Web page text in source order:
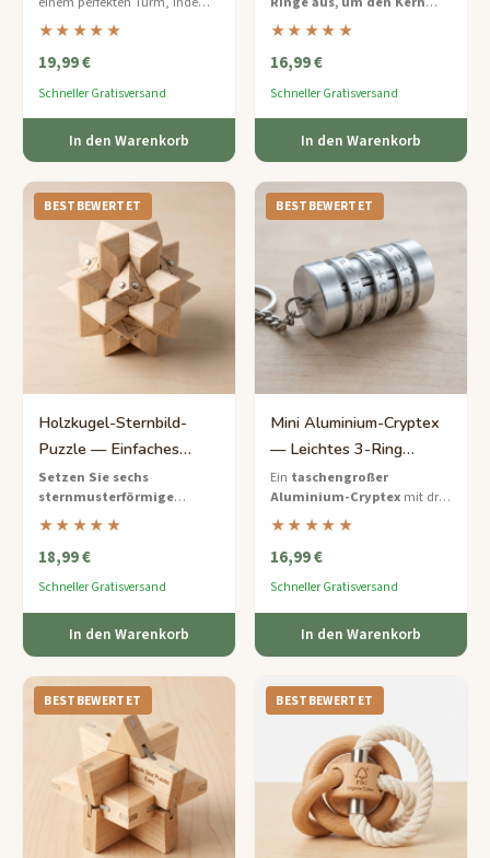
Sie nur Gleichgewicht und
Strategie verwenden – eine
nachhaltige Variante eines
★★★★★
19,99 €
Schneller Gratisversand
In den Warenkorb
Denkspiel
freizugeben
zugängliches Gussmetall-
Puzzle, das perfekt für
Denksport-Fans ist.
★★★★★
16,99 €
Schneller Gratisversand
In den Warenkorb
BESTBEWERTET
Holzkugel-Sternbild-
Puzzle — Einfaches
Sternmuster zum
Zusammenbauen
Setzen Sie sechs
sternmusterförmige
Holzstücke zu einer
perfekten Kugel zusammen
— ein einfaches
Ahorn mit lasergravierten
Sternenbildern.
★★★★★
18,99 €
Schneller Gratisversand
In den Warenkorb
BESTBEWERTET
Mini Aluminium-Cryptex
— Leichtes 3-Ring
Schlüsselanhänger-
Puzzle
Ein taschengroßer
Aluminium-Cryptexmit drei
Buchstabenringen und einem
kleinen versteckten Fach – lässt
sich direkt an Ihren Schlüsseln
★★★★★
16,99 €
Schneller Gratisversand
In den Warenkorb
BESTBEWERTET BESTBEWERTET